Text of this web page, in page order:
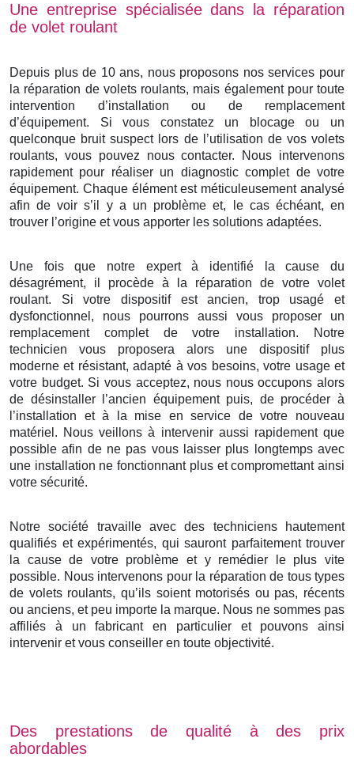
Une entreprise spécialisée dans la réparation
de volet roulant
Depuis plus de 10 ans, nous proposons nos services pour
la réparation de volets roulants, mais également pour toute
intervention d’installation ou de remplacement
d’équipement. Si vous constatez un blocage ou un
quelconque bruit suspect lors de l’utilisation de vos volets
roulants, vous pouvez nous contacter. Nous intervenons
rapidement pour réaliser un diagnostic complet de votre
équipement. Chaque élément est méticuleusement analysé
afin de voir s’il y a un problème et, le cas échéant, en
trouver l’origine et vous apporter les solutions adaptées.
Une fois que notre expert à identifié la cause du
désagrément, il procède à la réparation de votre volet
roulant. Si votre dispositif est ancien, trop usagé et
dysfonctionnel, nous pourrons aussi vous proposer un
remplacement complet de votre installation. Notre
technicien vous proposera alors une dispositif plus
moderne et résistant, adapté à vos besoins, votre usage et
votre budget. Si vous acceptez, nous nous occupons alors
de désinstaller l’ancien équipement puis, de procéder à
l’installation et à la mise en service de votre nouveau
matériel. Nous veillons à intervenir aussi rapidement que
possible afin de ne pas vous laisser plus longtemps avec
une installation ne fonctionnant plus et compromettant ainsi
votre sécurité.
Notre société travaille avec des techniciens hautement
qualifiés et expérimentés, qui sauront parfaitement trouver
la cause de votre problème et y remédier le plus vite
possible. Nous intervenons pour la réparation de tous types
de volets roulants, qu’ils soient motorisés ou pas, récents
ou anciens, et peu importe la marque. Nous ne sommes pas
affiliés à un fabricant en particulier et pouvons ainsi
intervenir et vous conseiller en toute objectivité.
Des prestations de qualité à des prix
abordables